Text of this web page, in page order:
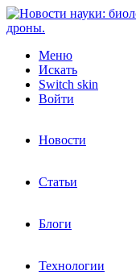
Меню
Искать
Switch skin
Войти
Новости
Статьи
Блоги
Технологии